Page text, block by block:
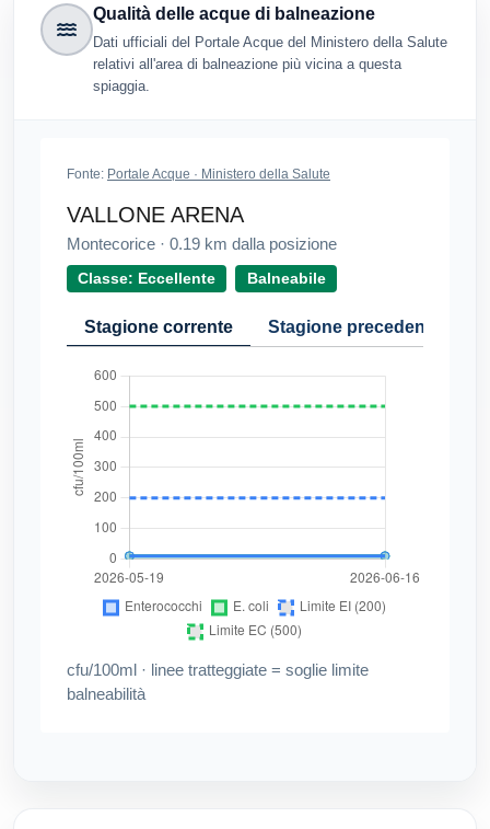
Qualità delle acque di balneazione
Dati ufficiali del Portale Acque del Ministero della Salute
relativi all'area di balneazione più vicina a questa
spiaggia.
Fonte: Portale Acque · Ministero della Salute
VALLONE ARENA
Montecorice · 0.19 km dalla posizione
Classe: Eccellente Balneabile
Stagione corrente Stagione precedente
cfu/100ml · linee tratteggiate = soglie limite
balneabilità